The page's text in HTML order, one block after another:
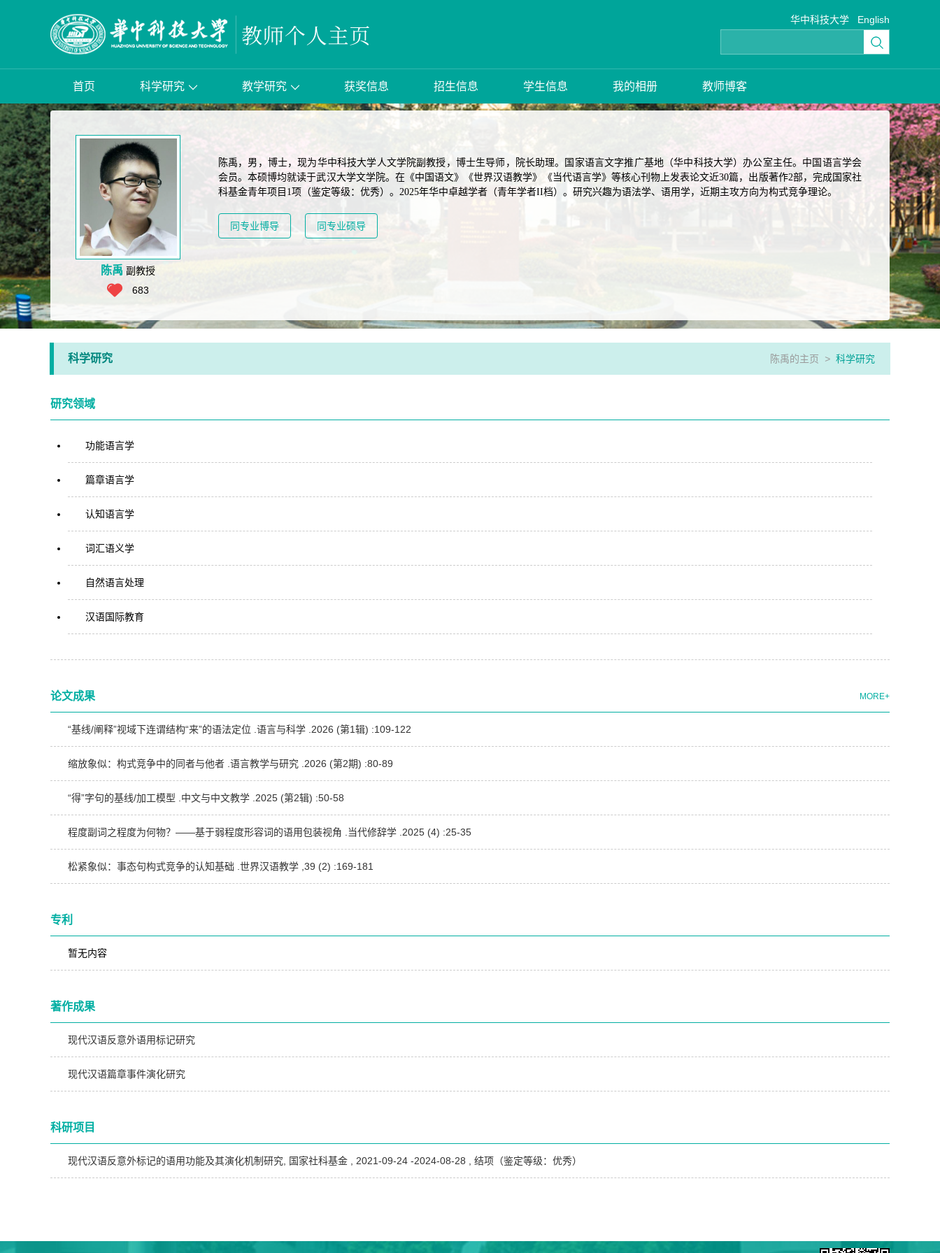
华中科技大学 English
首页 科学研究 教学研究 获奖信息 招生信息 学生信息 我的相册 教师博客
陈禹 副教授
683
陈禹，男，博士，现为华中科技大学人文学院副教授，博士生导师，院长助理。国家语言文字推广基地（华中科技大学）办公室主任。中国语言学会
会员。本硕博均就读于武汉大学文学院。在《中国语文》《世界汉语教学》《当代语言学》等核心刊物上发表论文近30篇，出版著作2部，完成国家社
科基金青年项目1项（鉴定等级：优秀）。2025年华中卓越学者（青年学者II档）。研究兴趣为语法学、语用学，近期主攻方向为构式竞争理论。
同专业博导 同专业硕导
科学研究 陈禹的主页 > 科学研究
研究领域
功能语言学
篇章语言学
认知语言学
词汇语义学
自然语言处理
汉语国际教育
论文成果 MORE+
“基线/阐释”视域下连谓结构“来”的语法定位 .语言与科学 .2026 (第1辑) :109-122
缩放象似：构式竞争中的同者与他者 .语言教学与研究 .2026 (第2期) :80-89
“得”字句的基线/加工模型 .中文与中文教学 .2025 (第2辑) :50-58
程度副词之程度为何物？——基于弱程度形容词的语用包装视角 .当代修辞学 .2025 (4) :25-35
松紧象似：事态句构式竞争的认知基础 .世界汉语教学 ,39 (2) :169-181
专利
暂无内容
著作成果
现代汉语反意外语用标记研究
现代汉语篇章事件演化研究
科研项目
现代汉语反意外标记的语用功能及其演化机制研究, 国家社科基金 , 2021-09-24 -2024-08-28 , 结项（鉴定等级：优秀）